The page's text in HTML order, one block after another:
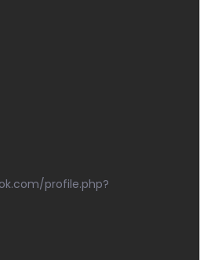
profile.php?